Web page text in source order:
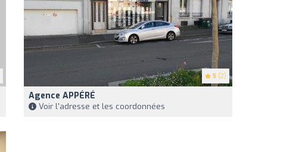
5 (2)
Agence APPÉRÉ
Voir l'adresse et les coordonnées